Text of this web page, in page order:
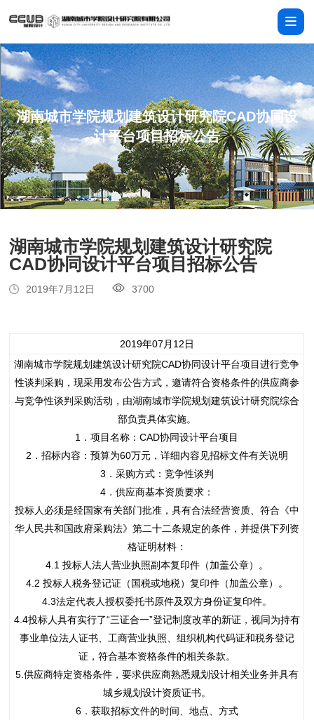
湖南城市学院规划建筑设计研究院CAD协同设
计平台项目招标公告
湖南城市学院规划建筑设计研究院
CAD协同设计平台项目招标公告
2019年7月12日 3700
2019年07月12日
湖南城市学院规划建筑设计研究院CAD协同设计平台项目进行竞争
性谈判采购，现采用发布公告方式，邀请符合资格条件的供应商参
与竞争性谈判采购活动，由湖南城市学院规划建筑设计研究院综合
部负责具体实施。
1．项目名称：CAD协同设计平台项目
2．招标内容：预算为60万元，详细内容见招标文件有关说明
3．采购方式：竞争性谈判
4．供应商基本资质要求：
投标人必须是经国家有关部门批准，具有合法经营资质、符合《中
华人民共和国政府采购法》第二十二条规定的条件，并提供下列资
格证明材料：
4.1 投标人法人营业执照副本复印件（加盖公章）。
4.2 投标人税务登记证（国税或地税）复印件（加盖公章）。
4.3法定代表人授权委托书原件及双方身份证复印件。
4.4投标人具有实行了“三证合一”登记制度改革的新证，视同为持有
事业单位法人证书、工商营业执照、组织机构代码证和税务登记
证，符合基本资格条件的相关条款。
5.供应商特定资格条件，要求供应商熟悉规划设计相关业务并具有
城乡规划设计资质证书。
6．获取招标文件的时间、地点、方式